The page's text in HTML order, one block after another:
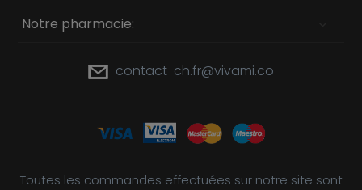
Notre pharmacie:
contact-ch.fr@vivami.co
Toutes les commandes effectuées sur notre site sont